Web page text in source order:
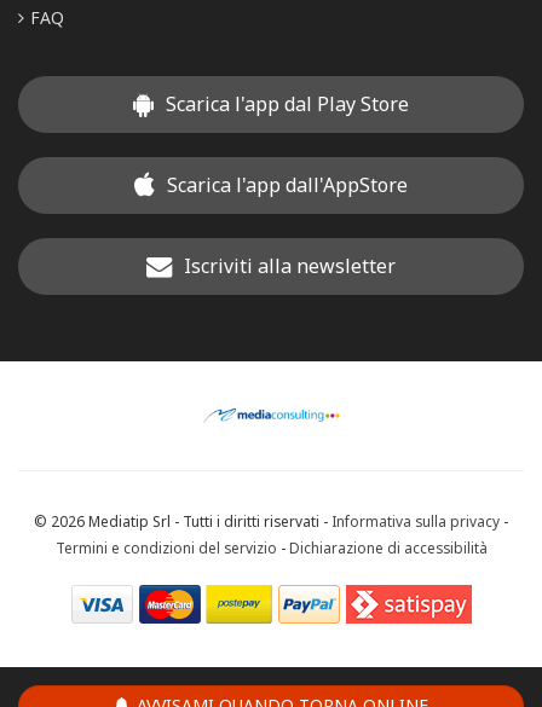
FAQ
Scarica l'app dal Play Store
Scarica l'app dall'AppStore
Iscriviti alla newsletter
© 2026 Mediatip Srl - Tutti i diritti riservati - Informativa sulla privacy -
Termini e condizioni del servizio -Dichiarazione di accessibilità